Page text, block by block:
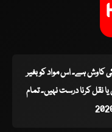
کی کاوش ہے۔ اس مواد کو بغیر
کرنا درست نہیں۔ تمام